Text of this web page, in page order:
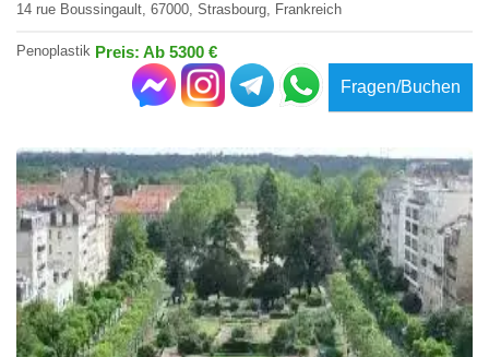
14 rue Boussingault, 67000, Strasbourg, Frankreich
Penoplastik Preis: Ab 5300 €
Fragen/Buchen